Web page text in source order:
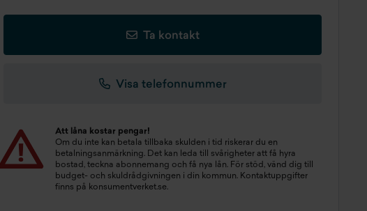
Ta kontakt
Visa telefonnummer
Att låna kostar pengar!
Om du inte kan betala tillbaka skulden i tid riskerar du en
betalningsanmärkning. Det kan leda till svårigheter att få hyra
bostad, teckna abonnemang och få nya lån. För stöd, vänd dig till
budget- och skuldrådgivningen i din kommun. Kontaktuppgifter
finns på konsumentverket.se.